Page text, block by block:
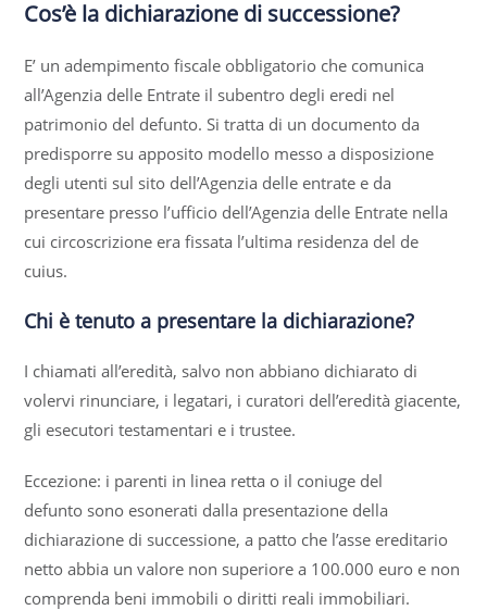
Cos’è la dichiarazione di successione?
E’ un adempimento fiscale obbligatorio che comunica
all’Agenzia delle Entrate il subentro degli eredi nel
patrimonio del defunto. Si tratta di un documento da
predisporre su apposito modello messo a disposizione
degli utenti sul sito dell’Agenzia delle entrate e da
presentare presso l’ufficio dell’Agenzia delle Entrate nella
cui circoscrizione era fissata l’ultima residenza del de
cuius.
Chi è tenuto a presentare la dichiarazione?
I chiamati all’eredità, salvo non abbiano dichiarato di
volervi rinunciare, i legatari, i curatori dell’eredità giacente,
gli esecutori testamentari e i trustee.
Eccezione: i parenti in linea retta o il coniuge del
defunto sono esonerati dalla presentazione della
dichiarazione di successione, a patto che l’asse ereditario
netto abbia un valore non superiore a 100.000 euro e non
comprenda beni immobili o diritti reali immobiliari.